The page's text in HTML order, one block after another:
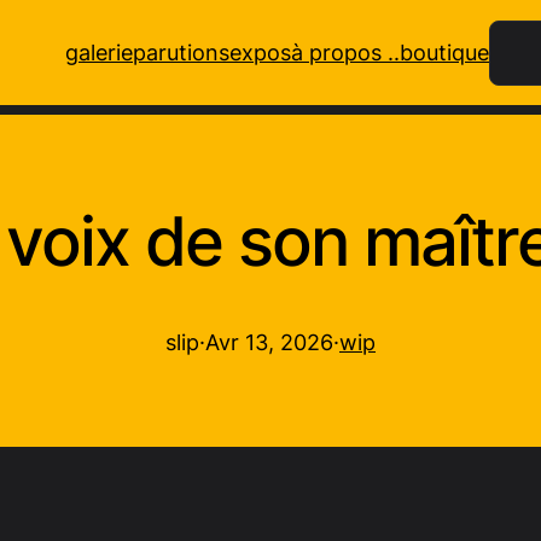
galerieparutionsexposà propos ..boutique
de son
slip·Avr 13, 2026·wip